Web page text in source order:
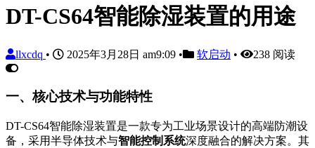
DT-CS64智能除湿装置的用途
llxcdq • 2025年3月28日 am9:09 • 软启动 • 238 阅读
一、核心技术与功能特性
DT-CS64智能除湿装置是一款专为工业场景设计的高端防潮设
备，采用半导体技术与智能控制系统深度融合的解决方案。其